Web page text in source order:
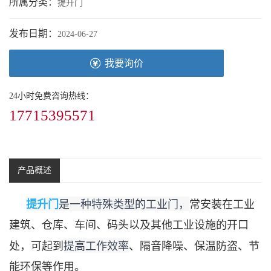
提升门
发布日期： 2024-06-27
我要询价
24小时免费咨询热线：
17715395571
产品概述
提升门是一种特殊类型的工业门，
常安装在工业
建筑、仓库、车间、码头以及其他工业设施的开口
处，可起到 提高工作效率、隔音降噪、保温防盗、节
能环保等作用。